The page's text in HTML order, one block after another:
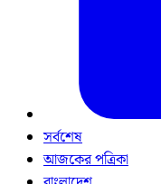
সর্বশেষ
আজকের পত্রিকা